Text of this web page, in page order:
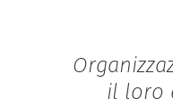
il loro